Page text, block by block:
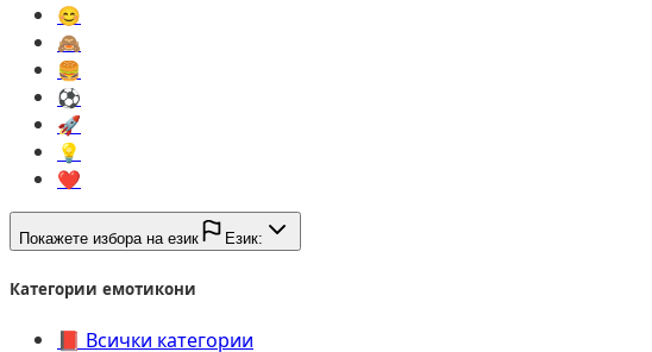
😊️
🙈️
🍔️
⚽️
🚀️
💡️
❤️
Покажете избора на език Език:
Категории емотикони
📕️ Всички категории